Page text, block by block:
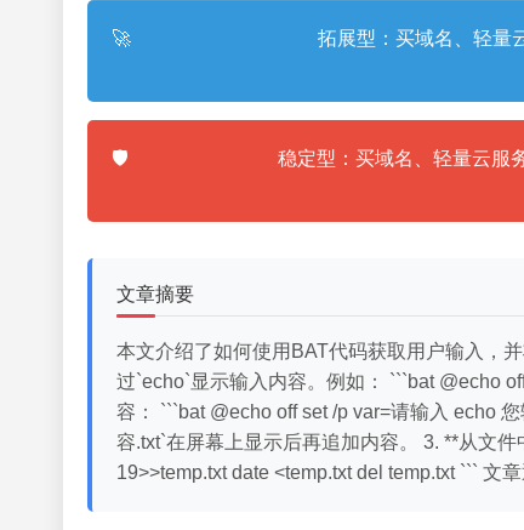
🚀 拓展型：买域名、轻量
🛡️ 稳定型：买域名、轻量云服
文章摘要
本文介绍了如何使用BAT代码获取用户输入，
过`echo`显示输入内容。例如： ```bat @echo
容： ```bat @echo off set /p var=请输入 echo
容.txt`在屏幕上显示后再追加内容。 3. **从文
19>>temp.txt date <temp.txt del temp.txt ``` 文